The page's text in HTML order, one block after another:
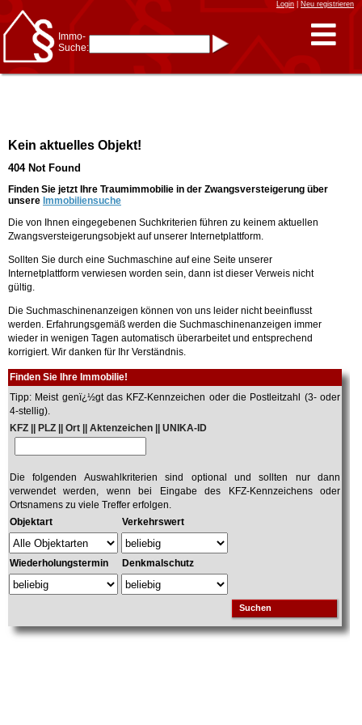
Login| Neu registrieren
Immo-
Suche:
* Suche verfeinern durch
Kombinieren
Frankfurt/Oder
am Main
Immobiliensuche
nach Kreis
nach Amtsgericht
Kein aktuelles Objekt!
404 Not Found
Finden Sie jetzt Ihre Traumimmobilie in der Zwangsversteigerung über
unsere Immobiliensuche
Die von Ihnen eingegebenen Suchkriterien führen zu keinem aktuellen
Zwangsversteigerungsobjekt auf unserer Internetplattform.
Sollten Sie durch eine Suchmaschine auf eine Seite unserer
Internetplattform verwiesen worden sein, dann ist dieser Verweis nicht
gültig.
Die Suchmaschinenanzeigen können von uns leider nicht beeinflusst
werden. Erfahrungsgemäß werden die Suchmaschinenanzeigen immer
wieder in wenigen Tagen automatisch überarbeitet und entsprechend
korrigiert. Wir danken für Ihr Verständnis.
Finden Sie Ihre Immobilie!
Tipp: Meist genï¿½gt das KFZ-Kennzeichen oder die Postleitzahl (3- oder
4-stellig).
KFZ || PLZ || Ort || Aktenzeichen || UNIKA-ID
Die folgenden Auswahlkriterien sind optional und sollten nur dann
verwendet werden, wenn bei Eingabe des KFZ-Kennzeichens oder
Ortsnamens zu viele Treffer erfolgen.
Objektart
Verkehrswert
Wiederholungstermin Denkmalschutz
Suchen